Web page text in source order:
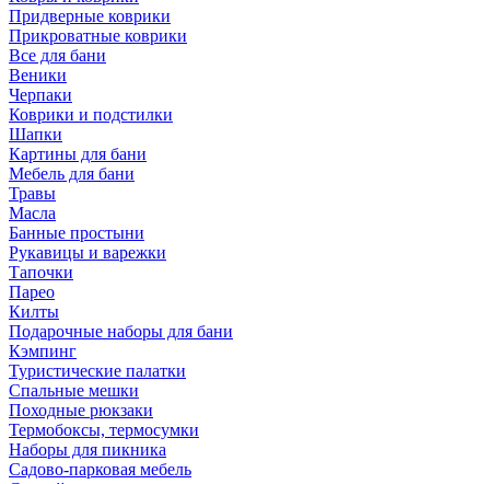
Придверные коврики
Прикроватные коврики
Все для бани
Веники
Черпаки
Коврики и подстилки
Шапки
Картины для бани
Мебель для бани
Травы
Масла
Банные простыни
Рукавицы и варежки
Тапочки
Парео
Килты
Подарочные наборы для бани
Кэмпинг
Туристические палатки
Спальные мешки
Походные рюкзаки
Термобоксы, термосумки
Наборы для пикника
Садово-парковая мебель